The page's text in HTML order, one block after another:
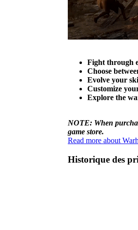
Fight through
Choose
Evolve your
Customize
Explore the
NOTE: When
game store.
Read more about
Historique des